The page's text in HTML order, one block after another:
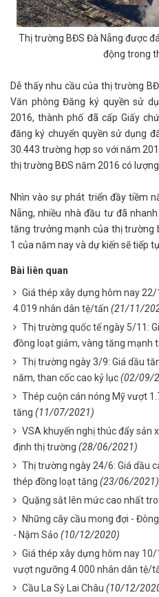
Thị trường BĐS Đà Nẵng được
động trong
Dễ thấy nhu cầu của thị trường
Văn phòng Đăng ký quyền sử
2016, thành phố đã cấp Giấy
đăng ký chuyển quyền sử dụng
30.443 trường hợp so với năm
thị trường BĐS năm 2016 có
Nhìn vào sự phát triển đầy tiềm
Nẵng, nhiều nhà đầu tư đã
tăng trưởng mạnh của thị trường
1 của năm nay và dự kiến sẽ tiếp
Bài liên quan
Giá thép xây dựng hôm nay
4.019 nhân dân tệ/tấn (21/11/
Thị trường quốc tế ngày 5/11:
đồng loạt giảm, vàng tăng mạnh
Thị trường ngày 3/9: Giá dầu
năm, than cốc cao kỷ lục(02/09/
Thép cuộn cán nóng Mỹ vượt
tăng (11/07/2021)
VSA khuyến nghị thúc đẩy sản
định thị trường (28/06/2021)
Thị trường ngày 24/6: Giá dầu
thép đồng loạt tăng (23/06/2021)
Quặng sắt lên mức cao nhất
Những cây cầu mong đợi -
- Nậm Sảo (10/12/2020)
Giá thép xây dựng hôm nay
vượt ngưỡng 4.000 nhân dân tệ/
Cầu La Sỳ Lai Châu (10/12/